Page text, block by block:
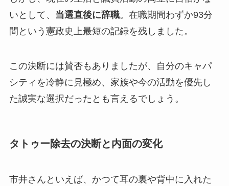
いとして、 当選直後に辞職。在職期間わずか93分
間という憲政史上最短の記録を残しました。
この決断には賛否もありましたが、自分のキャパ
シティを冷静に見極め、家族や今の活動を優先し
た誠実な選択だったとも言えるでしょう。
タトゥー除去の決断と内面の変化
市井さんといえば、かつて耳の裏や背中に入れた